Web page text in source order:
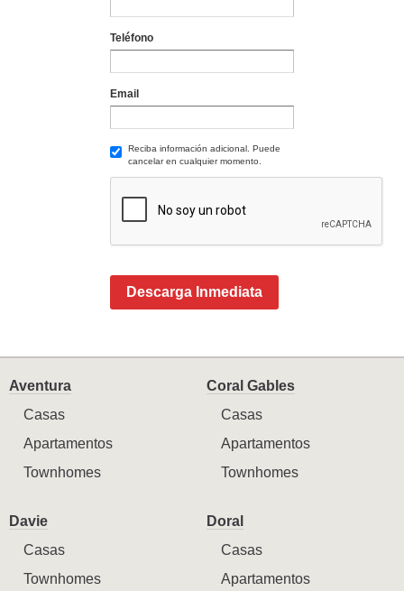
Teléfono
Email
Reciba información adicional. Puede
cancelar en cualquier momento.
Descarga Inmediata
Aventura
Casas
Apartamentos
Townhomes
Coral Gables
Casas
Apartamentos
Townhomes
Davie
Casas
Townhomes
Doral
Casas
Apartamentos